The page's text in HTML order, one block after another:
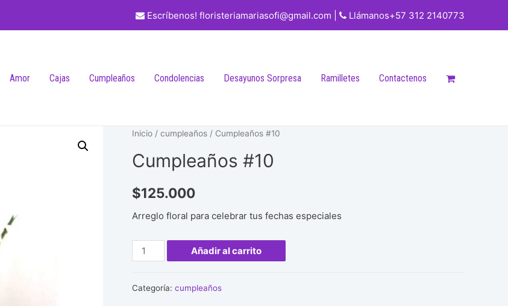
Escríbenos! floristeriamariasofi@gmail.com | Llámanos+57 312 2140773
Amor Cajas Cumpleaños Condolencias Desayunos Sorpresa Ramilletes Contactenos
Inicio / cumpleaños / Cumpleaños #10
Cumpleaños #10
$125.000
Arreglo floral para celebrar tus fechas especiales
Cumpleaños
#10
Añadir al carrito
Categoría: cumpleaños